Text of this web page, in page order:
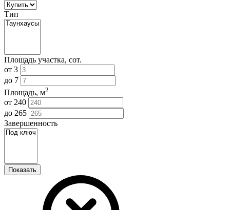
Тип
Площадь участка, сот.
от 3
до 7
Площадь, м2
от 240
до 265
Завершенность
Показать